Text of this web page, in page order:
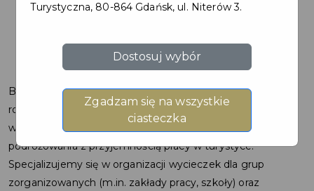
Biuro Turystyczno – Handlowe EID-POL powstało w 1993
roku. Od tego czasu z powodzeniem organizujemy
wyjazdy dla naszych klientów łącząc naszą pasję
podróżowania z przyjemnością pracy w turystyce.
Specjalizujemy się w organizacji wycieczek dla grup
zorganizowanych (m.in. zakłady pracy, szkoły) oraz
Turystyczna, 80-864 Gdańsk, ul. Niterów 3.
Dostosuj wybór
Zgadzam się na wszystkie
ciasteczka